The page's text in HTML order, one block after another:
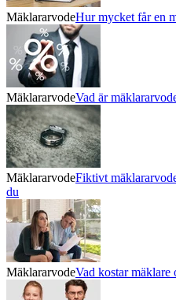
MäklararvodeHur mycket får en
MäklararvodeVad är
MäklararvodeFiktivt
du
MäklararvodeVad kostar mäklare